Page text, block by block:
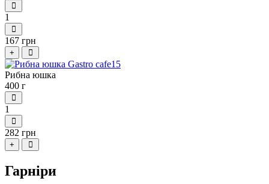
1
167 грн
+
Рибна юшка
400 г
1
282 грн
+
Гарніри